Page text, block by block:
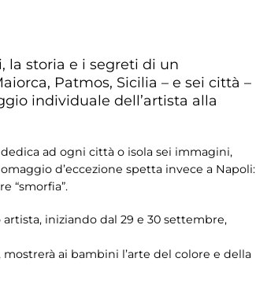
la storia e i segreti di un
Patmos, Sicilia – e sei città –
individuale dell’artista alla
ad ogni città o isola sei immagini,
d’eccezione spetta invece a Napoli:
“smorfia”.
iniziando dal 29 e 30 settembre,
ai bambini l’arte del colore e della